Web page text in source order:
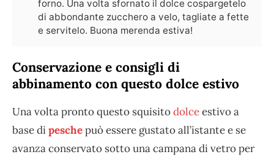
forno. Una volta sfornato il dolce cospargetelo
di abbondante zucchero a velo, tagliate a fette
e servitelo. Buona merenda estiva!
Conservazione e consigli di
abbinamento con questo dolce estivo
Una volta pronto questo squisitodolceestivo a
base dipeschepuò essere gustato all’istante e se
avanza conservato sotto una campana di vetro per